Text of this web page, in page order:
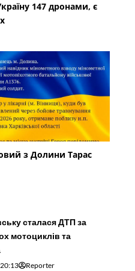
147 дронами, є
з Долини Тарас
сталася ДТП за
мотоциклів та
Reporter